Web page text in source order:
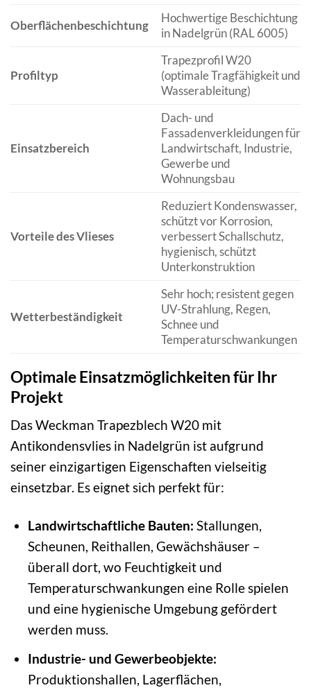
Oberflächenbeschichtung
Hochwertige Beschichtung
in Nadelgrün (RAL 6005)
Profiltyp
Trapezprofil W20
(optimale Tragfähigkeit und
Wasserableitung)
Einsatzbereich
Dach- und
Fassadenverkleidungen für
Landwirtschaft, Industrie,
Gewerbe und
Wohnungsbau
Vorteile des Vlieses
Reduziert Kondenswasser,
schützt vor Korrosion,
verbessert Schallschutz,
hygienisch, schützt
Unterkonstruktion
Wetterbeständigkeit
Sehr hoch; resistent gegen
UV-Strahlung, Regen,
Schnee und
Temperaturschwankungen
Optimale Einsatzmöglichkeiten für Ihr
Projekt
Das Weckman Trapezblech W20 mit
Antikondensvlies in Nadelgrün ist aufgrund
seiner einzigartigen Eigenschaften vielseitig
einsetzbar. Es eignet sich perfekt für:
Landwirtschaftliche Bauten: Stallungen,
Scheunen, Reithallen, Gewächshäuser –
überall dort, wo Feuchtigkeit und
Temperaturschwankungen eine Rolle spielen
und eine hygienische Umgebung gefördert
werden muss.
Industrie- und Gewerbeobjekte:
Produktionshallen, Lagerflächen,